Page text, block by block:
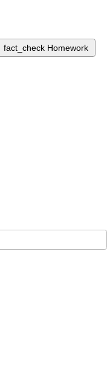
fact_check Homework